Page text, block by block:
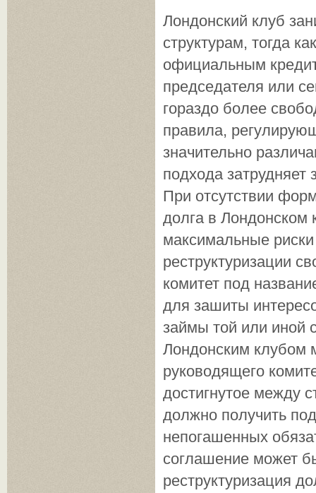
Лондонский клуб
структурам, тогда
официальным
председателя или
гораздо более
правила,
значительно
подхода затрудняет
При отсутствии
долга в Лондонском
максимальные
реструктуризации
комитет под
для зашиты
займы той или иной
Лондонским клубом
руководящего
достигнутое между
должно получить
непогашенных
соглашение может
реструктуризация